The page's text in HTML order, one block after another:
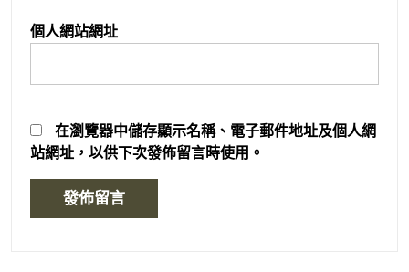
個人網站網址
在瀏覽器中儲存顯示名稱、電子郵件地址及個人網
站網址，以供下次發佈留言時使用。